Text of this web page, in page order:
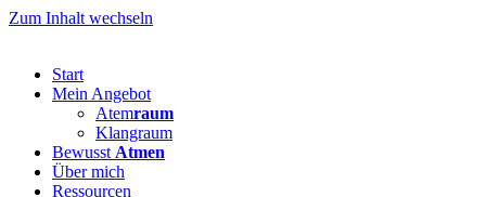
Zum Inhalt wechseln
Start
Mein Angebot
Atemraum
Klangraum
Bewusst Atmen
Über mich
Ressourcen